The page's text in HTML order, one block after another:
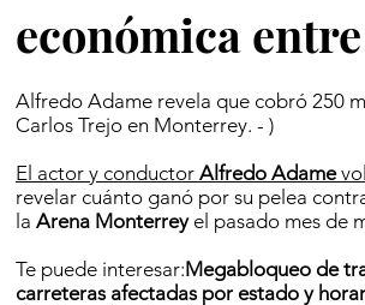
económica
Alfredo Adame revela que cobró 250
Carlos Trejo en Monterrey. - )
El actor y conductor Alfredo Adame
revelar cuánto ganó por su pelea
la Arena Monterrey el pasado mes de
Te puede interesar:Megabloqueo de
carreteras afectadas por estado y